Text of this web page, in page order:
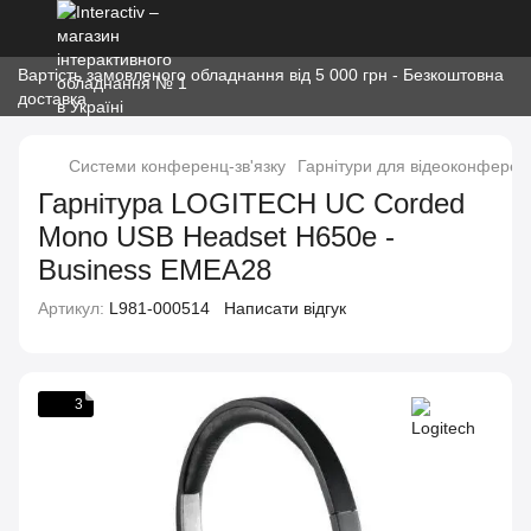
Вартість замовленого обладнання від 5 000 грн - Безкоштовна
доставка
Системи конференц-зв'язку Гарнітури для
Гарнітура LOGITECH UC Corded
Mono USB Headset H650e -
Business EMEA28
Артикул: L981-000514 Написати відгук
3